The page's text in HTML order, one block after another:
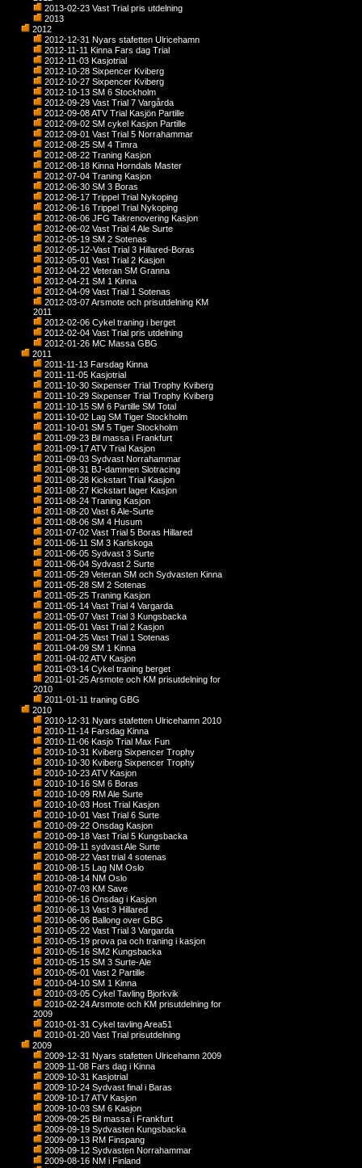
2013-02-23 Vast Trial pris utdelning
2013
2012
2012-12-31 Nyars stafetten Ulricehamn
2012-11-11 Kinna Fars dag Trial
2012-11-03 Kasjotrial
2012-10-28 Sixpencer Kviberg
2012-10-27 Sixpencer Kviberg
2012-10-13 SM 6 Stockholm
2012-09-29 Vast Trial 7 Vargårda
2012-09-08 ATV Trial Kasjön Partille
2012-09-02 SM cykel Kasjon Partille
2012-09-01 Vast Trial 5 Norrahammar
2012-08-25 SM 4 Timra
2012-08-22 Traning Kasjon
2012-08-18 Kinna Horndals Master
2012-07-04 Traning Kasjon
2012-06-30 SM 3 Boras
2012-06-17 Trippel Trial Nykoping
2012-06-16 Trippel Trial Nykoping
2012-06-06 JFG Takrenovering Kasjon
2012-06-02 Vast Trial 4 Ale Surte
2012-05-19 SM 2 Sotenas
2012-05-12-Vast Trial 3 Hillared-Boras
2012-05-01 Vast Trial 2 Kasjon
2012-04-22 Veteran SM Granna
2012-04-21 SM 1 Kinna
2012-04-09 Vast Trial 1 Sotenas
2012-03-07 Arsmote och prisutdelning KM
2011
2012-02-06 Cykel traning i berget
2012-02-04 Vast Trial pris utdelning
2012-01-26 MC Massa GBG
2011
2011-11-13 Farsdag Kinna
2011-11-05 Kasjotrial
2011-10-30 Sixpenser Trial Trophy Kviberg
2011-10-29 Sixpenser Trial Trophy Kviberg
2011-10-15 SM 6 Partille SM Total
2011-10-02 Lag SM Tiger Stockholm
2011-10-01 SM 5 Tiger Stockholm
2011-09-23 Bil massa i Frankfurt
2011-09-17 ATV Trial Kasjon
2011-09-03 Sydvast Norrahammar
2011-08-31 BJ-dammen Slotracing
2011-08-28 Kickstart Trial Kasjon
2011-08-27 Kickstart lager Kasjon
2011-08-24 Traning Kasjon
2011-08-20 Vast 6 Ale-Surte
2011-08-06 SM 4 Husum
2011-07-02 Vast Trial 5 Boras Hillared
2011-06-11 SM 3 Karlskoga
2011-06-05 Sydvast 3 Surte
2011-06-04 Sydvast 2 Surte
2011-05-29 Veteran SM och Sydvasten Kinna
2011-05-28 SM 2 Sotenas
2011-05-25 Traning Kasjon
2011-05-14 Vast Trial 4 Vargarda
2011-05-07 Vast Trial 3 Kungsbacka
2011-05-01 Vast Trial 2 Kasjon
2011-04-25 Vast Trial 1 Sotenas
2011-04-09 SM 1 Kinna
2011-04-02 ATV Kasjon
2011-03-14 Cykel traning berget
2011-01-25 Arsmote och KM prisutdelning for
2010
2011-01-11 traning GBG
2010
2010-12-31 Nyars stafetten Ulricehamn 2010
2010-11-14 Farsdag Kinna
2010-11-06 Kasjo Trial Max Fun
2010-10-31 Kviberg Sixpencer Trophy
2010-10-30 Kviberg Sixpencer Trophy
2010-10-23 ATV Kasjon
2010-10-16 SM 6 Boras
2010-10-09 RM Ale Surte
2010-10-03 Host Trial Kasjon
2010-10-01 Vast Trial 6 Surte
2010-09-22 Onsdag Kasjon
2010-09-18 Vast Trial 5 Kungsbacka
2010-09-11 sydvast Ale Surte
2010-08-22 Vast trial 4 sotenas
2010-08-15 Lag NM Oslo
2010-08-14 NM Oslo
2010-07-03 KM Save
2010-06-16 Onsdag i Kasjon
2010-06-13 Vast 3 Hillared
2010-06-06 Ballong over GBG
2010-05-22 Vast Trial 3 Vargarda
2010-05-19 prova pa och traning i kasjon
2010-05-16 SM2 Kungsbacka
2010-05-15 SM 3 Surte-Ale
2010-05-01 Vast 2 Partille
2010-04-10 SM 1 Kinna
2010-03-05 Cykel Tavling Bjorkvik
2010-02-24 Arsmote och KM prisutdelning for
2009
2010-01-31 Cykel tavling Area51
2010-01-20 Vast Trial prisutdelning
2009
2009-12-31 Nyars stafetten Ulricehamn 2009
2009-11-08 Fars dag i Kinna
2009-10-31 Kasjotrial
2009-10-24 Sydvast final i Baras
2009-10-17 ATV Kasjon
2009-10-03 SM 6 Kasjon
2009-09-25 Bil massa i Frankfurt
2009-09-19 Sydvasten Kungsbacka
2009-09-13 RM Finspang
2009-09-12 Sydvasten Norrahammar
2009-08-16 NM i Finland